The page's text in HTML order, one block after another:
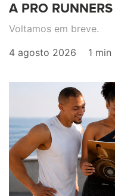
A PRO
Voltamos em breve.
4 agosto 2026
1 min